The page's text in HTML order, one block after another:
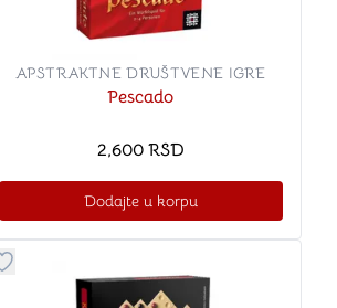
APSTRAKTNE DRUŠTVENE IGRE
Pescado
2,600 RSD
Dodajte u korpu
Dugme za dodavanje stvari u kategoriju